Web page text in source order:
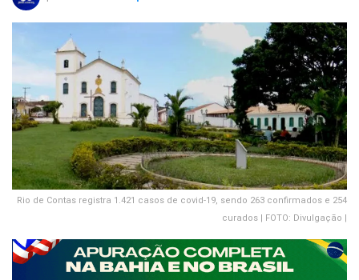
Rio de Contas registra 1.421 casos de covid-19, sendo 263 confirmados e 254
curados | FOTO: Divulgação |